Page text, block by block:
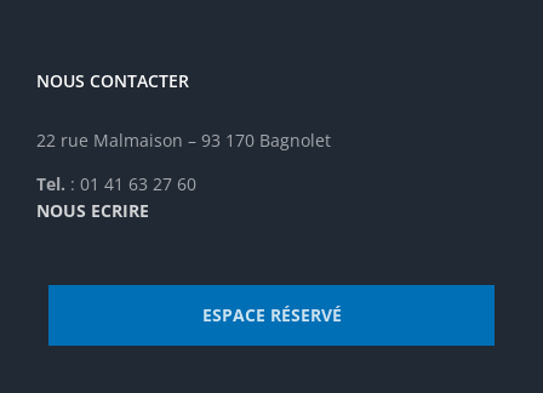
NOUS CONTACTER
22 rue Malmaison – 93 170 Bagnolet
Tel. : 01 41 63 27 60
NOUS ECRIRE
ESPACE RÉSERVÉ